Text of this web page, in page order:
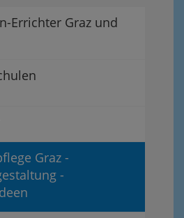
Errichter Graz und
Graz -
-